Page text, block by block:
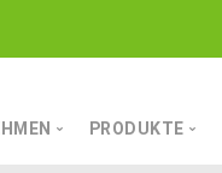
PRODUKTE